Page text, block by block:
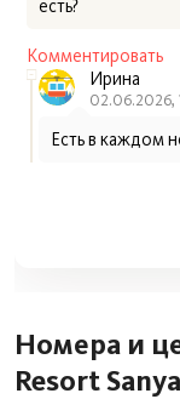
есть?
Комментировать
Ирина
02.06.2026,
Есть в каждом
Номера и
Resort Sanya